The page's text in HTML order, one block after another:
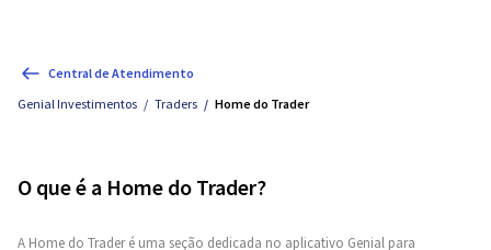
Central de Atendimento
Genial Investimentos
Traders Home do Trader
O que é a Home do Trader?
A Home do Trader é uma seção dedicada no aplicativo Genial para